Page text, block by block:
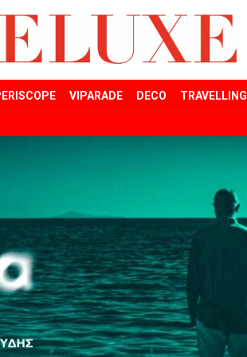
VIPARADE DECO TRAVELLING